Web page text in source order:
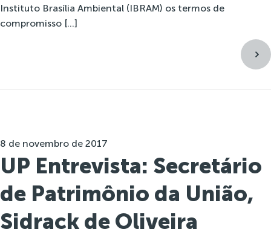
Instituto Brasília Ambiental (IBRAM) os termos de
compromisso […]
8 de novembro de 2017
UP Entrevista: Secretário
de Patrimônio da União,
Sidrack de Oliveira